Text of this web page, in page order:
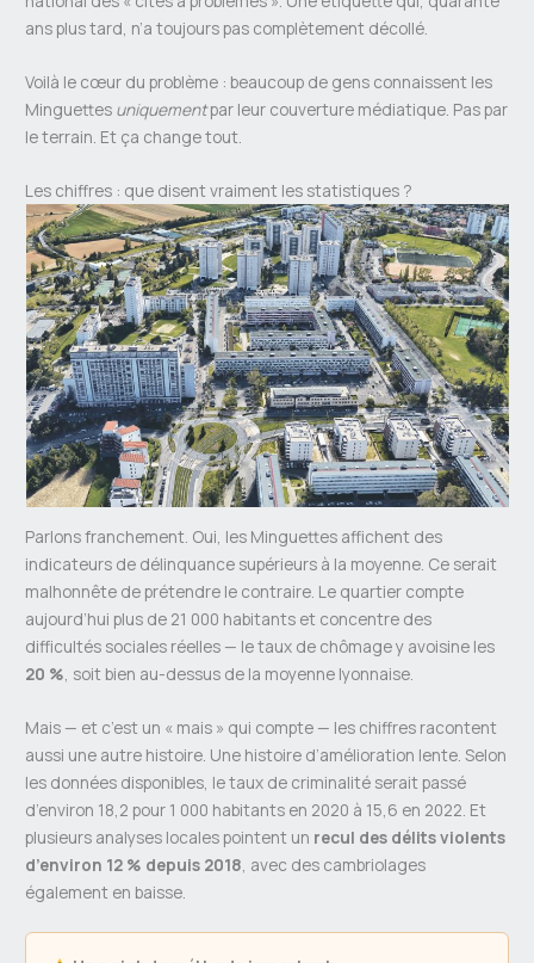
ans plus tard, n’a toujours pas complètement décollé.
Voilà le cœur du problème : beaucoup de gens connaissent les
Minguettes uniquementpar leur couverture médiatique. Pas par
le terrain. Et ça change tout.
Les chiffres : que disent vraiment les statistiques ?
Parlons franchement. Oui, les Minguettes affichent des
indicateurs de délinquance supérieurs à la moyenne. Ce serait
malhonnête de prétendre le contraire. Le quartier compte
aujourd’hui plus de 21 000 habitants et concentre des
difficultés sociales réelles — le taux de chômage y avoisine les
20 %, soit bien au-dessus de la moyenne lyonnaise.
Mais — et c’est un « mais » qui compte — les chiffres racontent
aussi une autre histoire. Une histoire d’amélioration lente. Selon
les données disponibles, le taux de criminalité serait passé
d’environ 18,2 pour 1 000 habitants en 2020 à 15,6 en 2022. Et
plusieurs analyses locales pointent un recul des délits violents
d’environ 12 % depuis 2018, avec des cambriolages
également en baisse.